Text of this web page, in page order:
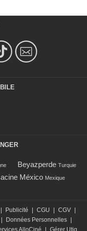
Beyazperde Turquie
México Mexique
| Publicité | CGU | CGV |
| Données Personnelles |
AlloCiné | Gérer Utiq